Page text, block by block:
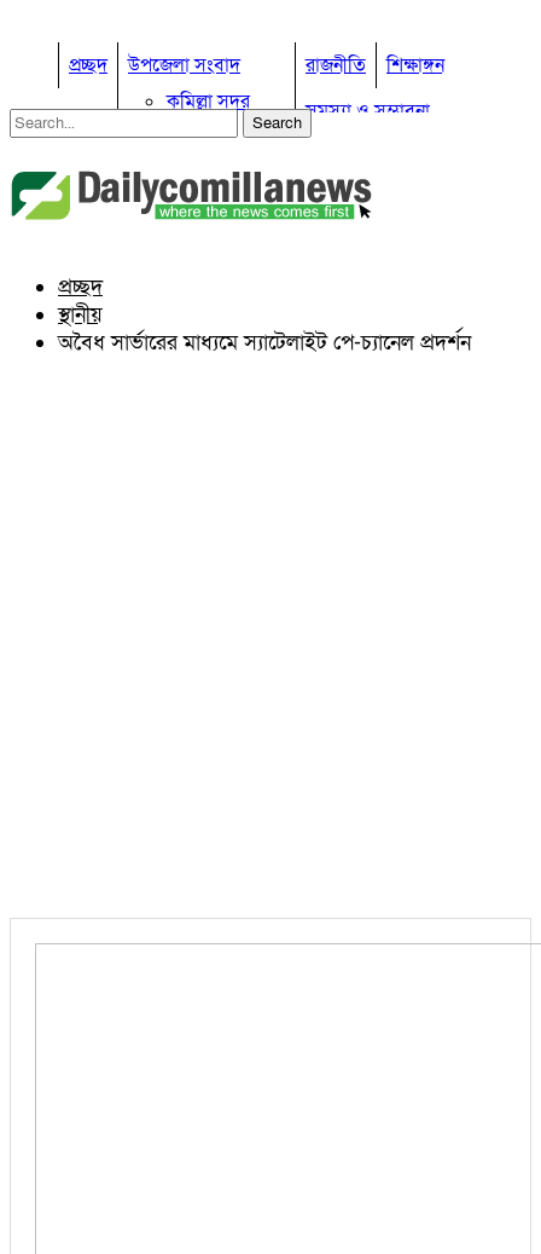
প্রচ্ছদ
উপজেলা সংবাদ
কুমিল্লা সদর
কুমিল্লা সদর দক্ষিণ
ব্রাহ্মণপাড়া
লাকসাম
লালমাই
রাজনীতি
শিক্ষাঙ্গন
সমস্যা ও সম্ভাবনা
কুমিল্লা ভোটের হাওয়া
কুমিল্লার ঐতিহ্য
প্রচ্ছদ
স্থানীয়
অবৈধ সার্ভারের মাধ্যমে স্যাটেলাইট পে-চ্যানেল প্রদর্শন